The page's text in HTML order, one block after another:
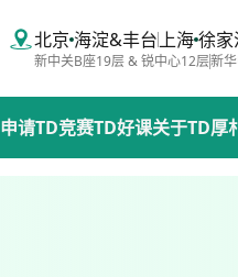
北京 海淀&丰台上海徐家
新中关B座19层 & 锐中心12层新
请TD竞赛TD好课关于TD厚